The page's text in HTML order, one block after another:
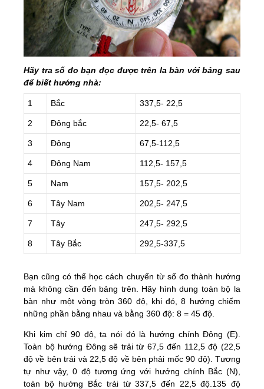
Hãy tra số đo bạn đọc được trên la bàn với bảng sau
để biết hướng nhà:
1 Bắc 337,5- 22,5
2 Đông bắc 22,5- 67,5
3 Đông 67,5-112,5
4 Đông Nam 112,5- 157,5
5 Nam 157,5- 202,5
6 Tây Nam 202,5- 247,5
7 Tây 247,5- 292,5
8 Tây Bắc 292,5-337,5
Bạn cũng có thể học cách chuyển từ số đo thành hướng
mà không cần đến bảng trên. Hãy hình dung toàn bộ la
bàn như một vòng tròn 360 độ, khi đó, 8 hướng chiếm
những phần bằng nhau và bằng 360 độ: 8 = 45 độ.
Khi kim chỉ 90 độ, ta nói đó là hướng chính Đông (E).
Toàn bộ hướng Đông sẽ trải từ 67,5 đến 112,5 độ (22,5
độ về bên trái và 22,5 độ về bên phải mốc 90 độ). Tương
tự như vậy, 0 độ tương ứng với hướng chính Bắc (N),
toàn bộ hướng Bắc trải từ 337,5 đến 22,5 độ.135 độ